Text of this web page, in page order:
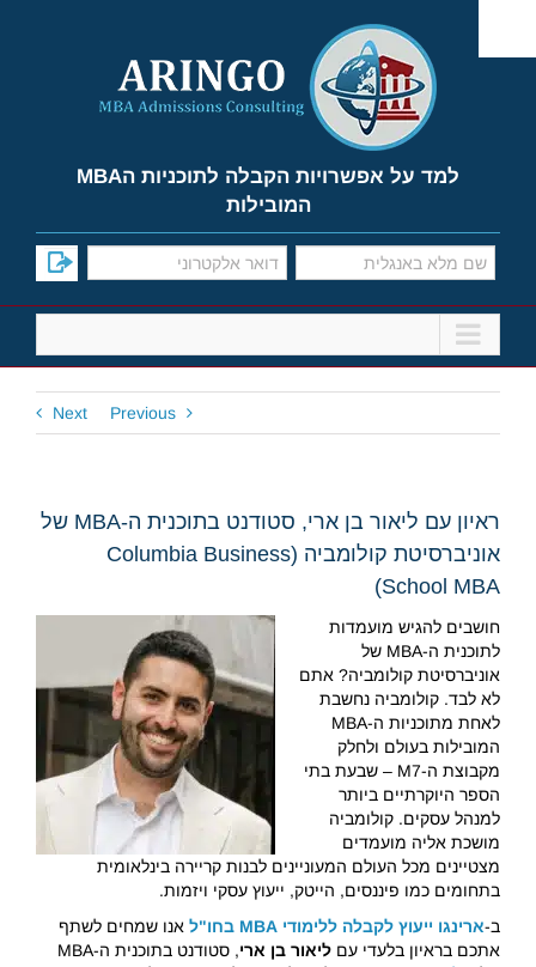
content
למד על אפשרויות הקבלה לתוכניות הMBA
המובילות
Previous
Next
ראיון עם ליאור בן ארי, סטודנט בתוכנית ה-MBA של
אוניברסיטת קולומביה (Columbia Business
School MBA)
חושבים להגיש מועמדות
לתוכנית ה-MBA של
אוניברסיטת קולומביה? אתם
לא לבד. קולומביה נחשבת
לאחת מתוכניות ה-MBA
המובילות בעולם ולחלק
מקבוצת ה-M7 – שבעת בתי
הספר היוקרתיים ביותר
למנהל עסקים. קולומביה
מושכת אליה מועמדים
מצטיינים מכל העולם המעוניינים לבנות קריירה בינלאומית
בתחומים כמו פיננסים, הייטק, ייעוץ עסקי ויזמות.
ב-ארינגו ייעוץ לקבלה ללימודי MBA בחו"ל
אנו שמחים לשתף
אתכם בראיון בלעדי עם ליאור בן ארי
, סטודנט בתוכנית ה-MBA